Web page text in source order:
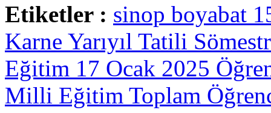
Etiketler : sinop boyabat
Karne Yarıyıl Tatili
Eğitim 17 Ocak 2025
Milli Eğitim Toplam